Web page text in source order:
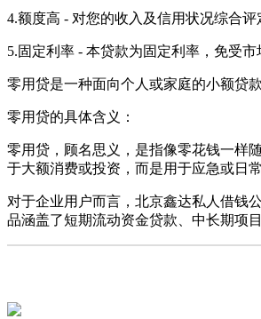
4.额度高 - 对您的收入及信用状况综合
5.固定利率 - 本贷款为固定利率，免受
零用贷是一种面向个人或家庭的小额贷
零用贷的具体含义：
零用贷，顾名思义，是指像零花钱一样
于大额消费或投资，而是用于应急或日常
对于企业用户而言，北京鑫达私人借钱
品涵盖了短期流动资金贷款、中长期项